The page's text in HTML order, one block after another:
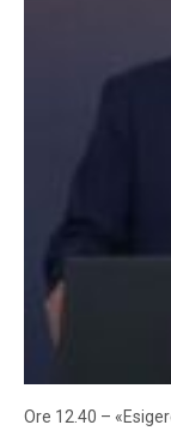
Ore 12.40 –